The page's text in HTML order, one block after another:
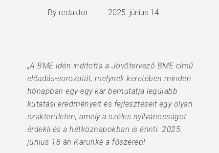
By redaktor 2025. június 14.
„A BME idén indította a Jövőtervező.BME című
előadás-sorozatát, melynek keretében minden
hónapban egy-egy kar bemutatja legújabb
kutatási eredményeit és fejlesztéseit egy olyan
szakterületen, amely a széles nyilvánosságot
érdekli és a hétköznapokban is érinti. 2025.
június 18-án Karunké a főszerep!